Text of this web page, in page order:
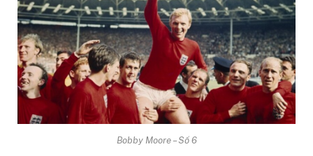
Bobby Moore – Số 6